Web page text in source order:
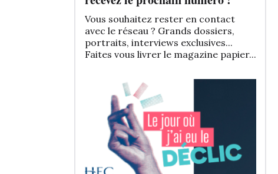
Vous souhaitez rester en contact
avec le réseau ? Grands dossiers,
portraits, interviews exclusives...
Faites vous livrer le magazine papier...